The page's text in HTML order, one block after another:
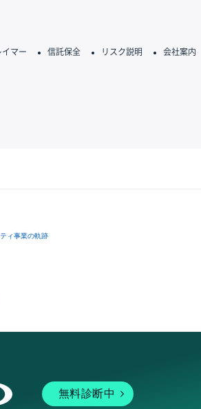
イマー 信託保全 リスク説明 会社案内
ィ事業の軌跡
無料診断中